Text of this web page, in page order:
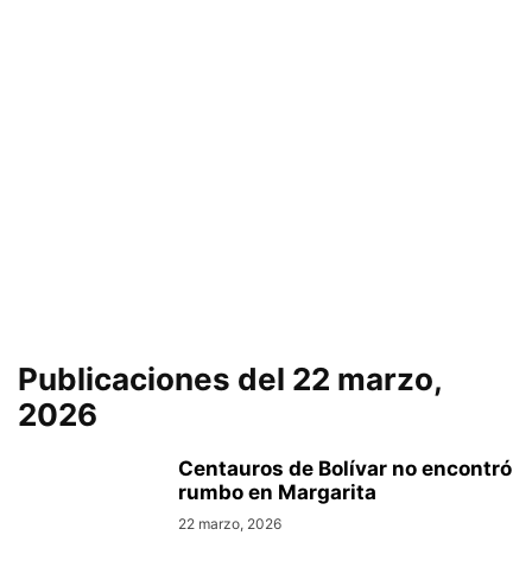
Publicaciones del 22 marzo,
2026
Centauros de Bolívar no encontró
rumbo en Margarita
22 marzo, 2026